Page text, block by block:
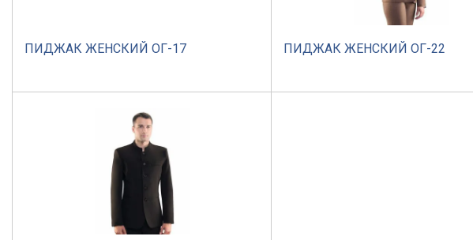
ПИДЖАК ЖЕНСКИЙ ОГ-17 ПИДЖАК ЖЕНСКИЙ ОГ-22